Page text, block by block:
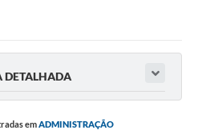
DETALHADA
em ADMINISTRAÇÃO